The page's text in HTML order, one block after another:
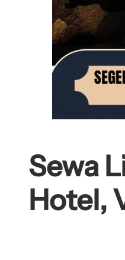
Sewa
Hotel,